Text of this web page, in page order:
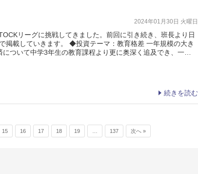
2024年01月30日 火曜日
リーグに挑戦してきました。前回に引き続き、班長より日
掲載していきます。 ◆投資テーマ：教育格差 一年規模の大き
ついて中学3年生の教育課程より更に奥深く追及でき、一…
続きを読む
15 16 17 18 19 137 次へ »